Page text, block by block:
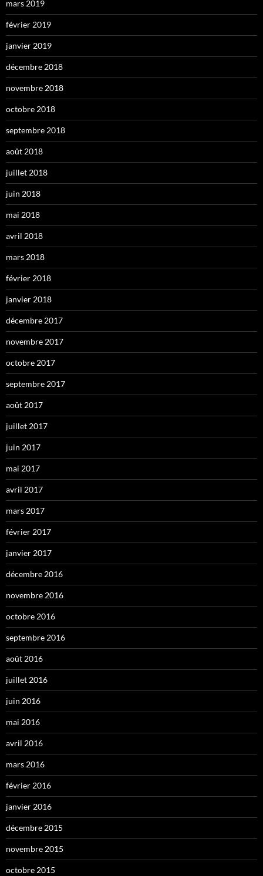
mars 2019
février 2019
janvier 2019
décembre 2018
novembre 2018
octobre 2018
septembre 2018
août 2018
juillet 2018
juin 2018
mai 2018
avril 2018
mars 2018
février 2018
janvier 2018
décembre 2017
novembre 2017
octobre 2017
septembre 2017
août 2017
juillet 2017
juin 2017
mai 2017
avril 2017
mars 2017
février 2017
janvier 2017
décembre 2016
novembre 2016
octobre 2016
septembre 2016
août 2016
juillet 2016
juin 2016
mai 2016
avril 2016
mars 2016
février 2016
janvier 2016
décembre 2015
novembre 2015
octobre 2015